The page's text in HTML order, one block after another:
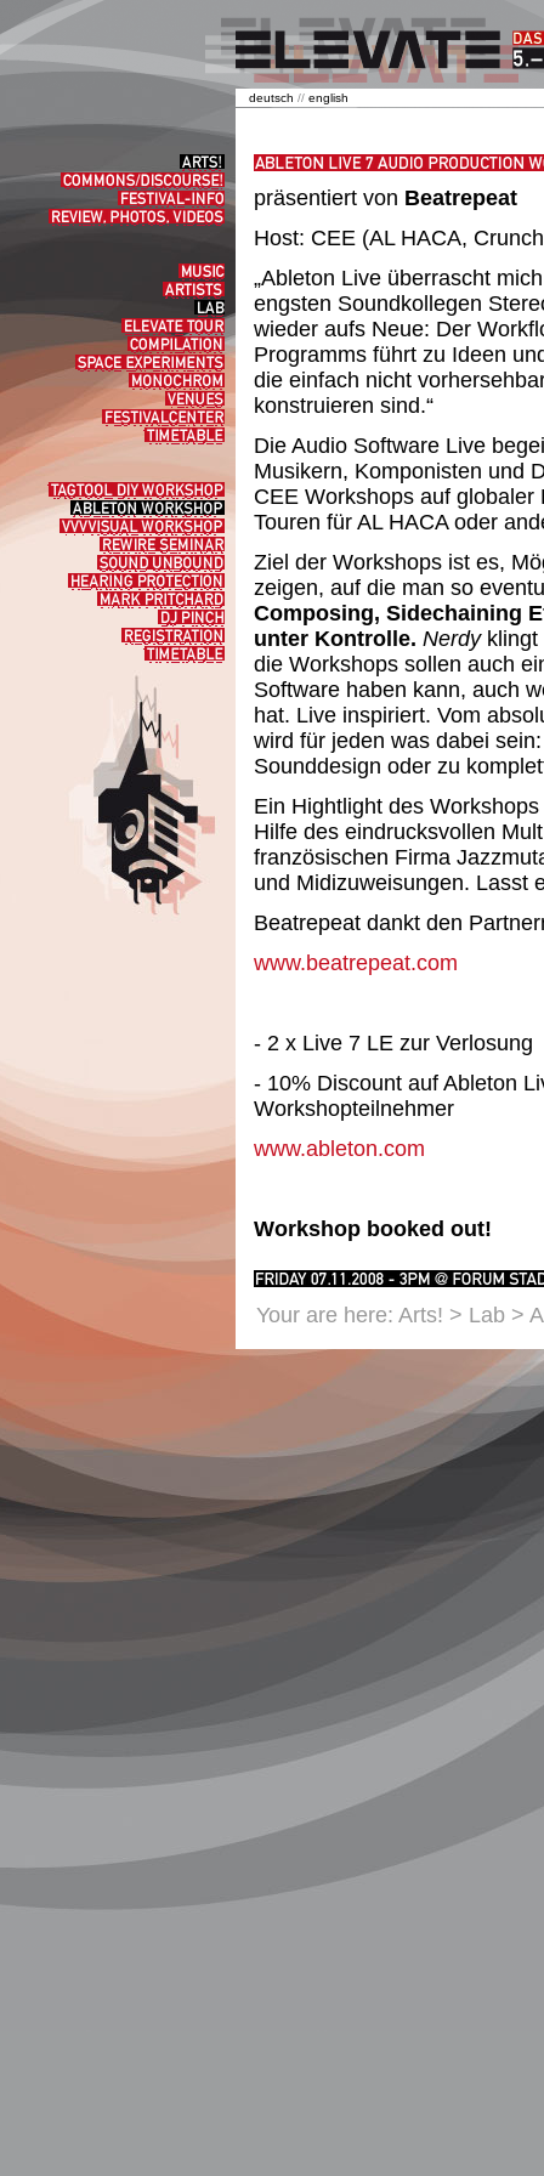
Commons/Discourse!
Info
Review,
tour
Compilation
Space
experiments
Monochrom
Festivalcenter
Timetable
Tagtool
DIY
Workshop
Ableton
Workshop
VVVVisual
Unbound
Hearing
Protection
deutsch // english
präsentiert von Beatrepeat
Host: CEE (AL HACA,
„Ableton Live überrascht
engsten Soundkollegen
wieder aufs Neue: Der
Programms führt zu Ideen
die einfach nicht
konstruieren sind.“
Die Audio Software Live
Musikern, Komponisten und
CEE Workshops auf
Touren für AL HACA oder
Ziel der Workshops ist es,
zeigen, auf die man so
Composing, Sidechaining
unter Kontrolle. Nerdyklingt
die Workshops sollen auch
Software haben kann, auch
hat. Live inspiriert. Vom
wird für jeden was dabei
Sounddesign oder zu
Ein Hightlight des
Hilfe des eindrucksvollen
französischen Firma
und Midizuweisungen. Lasst
Beatrepeat dankt den
www.beatrepeat.com
- 2 x Live 7 LE zur Verlosung
- 10% Discount auf Ableton
Workshopteilnehmer
www.ableton.com
Workshop booked out!
Your are here: Arts! > Lab >